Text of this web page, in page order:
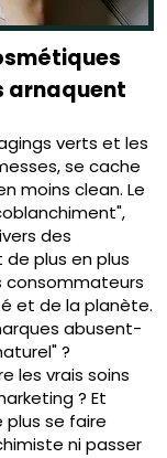
arnaquent
verts et les
se cache
moins clean. Le
des
plus en plus
consommateurs
et de la planète.
abusent-
?
les vrais soins
? Et
se faire
ni passer